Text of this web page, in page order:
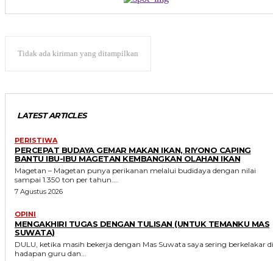
Tidak ada kiriman yang ditampilkan
LATEST ARTICLES
PERISTIWA
PERCEPAT BUDAYA GEMAR MAKAN IKAN, RIYONO CAPING
BANTU IBU-IBU MAGETAN KEMBANGKAN OLAHAN IKAN
Magetan – Magetan punya perikanan melalui budidaya dengan nilai
sampai 1.350 ton per tahun....
7 Agustus 2026
OPINI
MENGAKHIRI TUGAS DENGAN TULISAN (UNTUK TEMANKU MAS
SUWATA)
DULU, ketika masih bekerja dengan Mas Suwata saya sering berkelakar di
hadapan guru dan...